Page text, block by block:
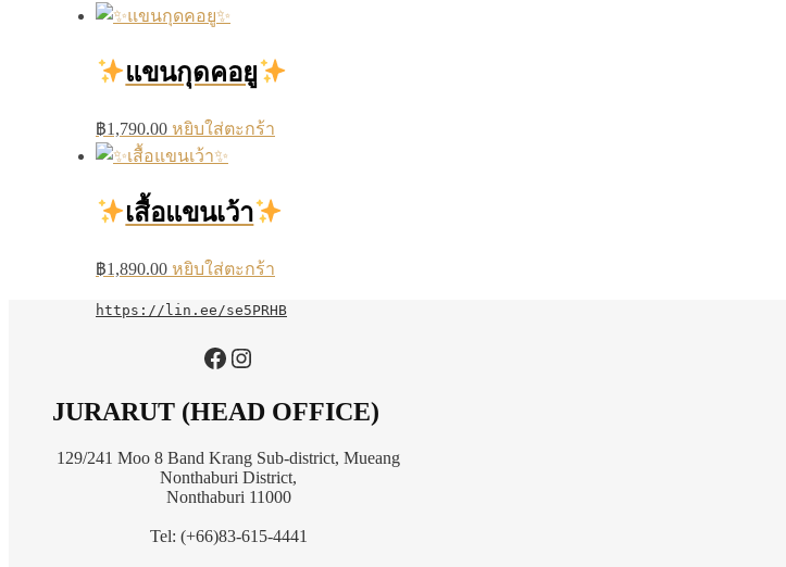
แขนกุดคอยู
฿1,790.00 หยิบใส่ตะกร้า
เสื้อแขนเว้า
฿1,890.00 หยิบใส่ตะกร้า
https://lin.ee/se5PRHB
https://www.facebook.com/jurarutofficial?mibextid=LQQJ4d
Instagram
JURARUT (HEAD OFFICE)
129/241 Moo 8 Band Krang Sub-district, Mueang
Nonthaburi District,
Nonthaburi 11000
Tel: (+66)83-615-4441